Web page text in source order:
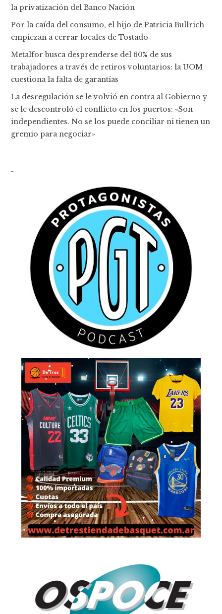
la privatización del Banco Nación
Por la caída del consumo, el hijo de Patricia Bullrich
empiezan a cerrar locales de Tostado
Metalfor busca desprenderse del 60% de sus
trabajadores a través de retiros voluntarios: la UOM
cuestiona la falta de garantías
La desregulación se le volvió en contra al Gobierno y
se le descontroló el conflicto en los puertos: «Son
independientes. No se los puede conciliar ni tienen un
gremio para negociar»
-